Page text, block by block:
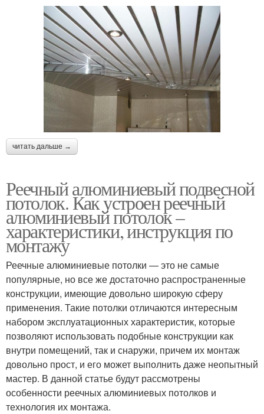
читать дальше →
Реечный алюминиевый подвесной
потолок. Как устроен реечный
алюминиевый потолок –
характеристики, инструкция по
монтажу
Реечные алюминиевые потолки — это не самые
популярные, но все же достаточно распространенные
конструкции, имеющие довольно широкую сферу
применения. Такие потолки отличаются интересным
набором эксплуатационных характеристик, которые
позволяют использовать подобные конструкции как
внутри помещений, так и снаружи, причем их монтаж
довольно прост, и его может выполнить даже неопытный
мастер. В данной статье будут рассмотрены
особенности реечных алюминиевых потолков и
технология их монтажа.